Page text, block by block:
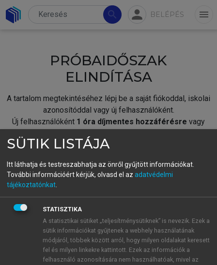
search person BELÉPÉS menu
PRÓBAIDŐSZAK
ELINDÍTÁSA
A tartalom megtekintéséhez lépj be a saját fiókoddal, iskolai
azonosítóddal vagy új felhasználóként.
Új felhasználóként 1 óra díjmentes hozzáférésre vagy
fiókoddal,vagy hozz létre új fiókot.
A regisztráció után apróbaidőszakautomatikusan
BELÉPÉS SAJÁT FIÓKKAL
ÚJ FIÓK LÉTREHOZÁSA
1 óra díjmentes hozzáférés
SÜTIK LISTÁJA
Itt láthatja és testreszabhatja az önről gyűjtött információkat.
További információért kérjük, olvasd el az adatvédelmi
tájékoztatónkat
STATISZTIKA
A statisztikai sütiket „teljesítménysütiknek” is nevezik. Ezek a
sütik információkat gyűjtenek a webhely használatának
módjáról, többek között arról, hogy milyen oldalakat keresett
fel és milyen linkekre kattintott. Ezek az információk a
felhasználó azonosítására nem használhatóak, mivel az